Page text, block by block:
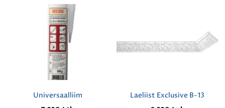
Universaalliim Laeliist Exclusive B-13